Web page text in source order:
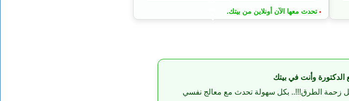
• تحدث معها الآن أونلاين من بيتك.
وأنت في بيتك
زحمة الطرق!!!.. بكل سهولة تحدث مع معالج نفسي